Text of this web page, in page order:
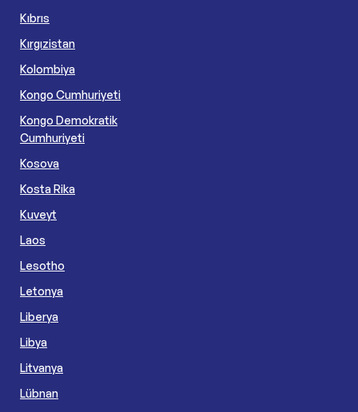
Kıbrıs
Kırgızistan
Kolombiya
Kongo Cumhuriyeti
Kongo Demokratik
Cumhuriyeti
Kosova
Kosta Rika
Kuveyt
Laos
Lesotho
Letonya
Liberya
Libya
Litvanya
Lübnan